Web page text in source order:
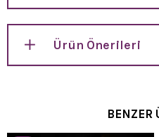
Ürün Önerileri
BENZER